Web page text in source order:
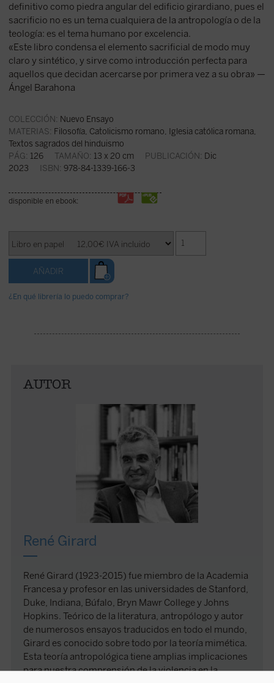
definitivo como piedra angular del edificio girardiano, pues el
sacrificio no es un tema cualquiera de la antropología o de la
teología: es el tema humano por excelencia.
«Este libro condensa el elemento sacrificial de modo muy
claro y sintético, y sirve como introducción perfecta para
aquellos que decidan acercarse por primera vez a su obra» —
Ángel Barahona
COLECCIÓN: Nuevo Ensayo
MATERIAS: Filosofía, Catolicismo romano, Iglesia católica romana,
Textos sagrados del hinduismo
PÁG: 126 TAMAÑO: 13 x 20 cm PUBLICACIÓN: Dic
2023 ISBN: 978-84-1339-166-3
disponible en ebook:
¿En qué librería lo puedo comprar?
AUTOR
René Girard
René Girard (1923-2015) fue miembro de la Academia
Francesa y profesor en las universidades de Stanford,
Duke, Indiana, Búfalo, Bryn Mawr College y Johns
Hopkins. Teórico de la literatura, antropólogo y autor
de numerosos ensayos traducidos en todo el mundo,
Girard es conocido sobre todo por la teoría mimética.
Esta teoría antropológica tiene amplias implicaciones
para nuestra comprensión de la violencia en la